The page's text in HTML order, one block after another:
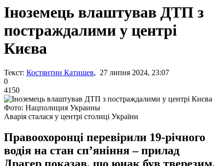
Іноземець влаштував ДТП з
постраждалими у центрі
Києва
Текст: Костянтин Катишев, 27 липня 2024, 23:07
0
4150
Фото: Нацполиция Украины
Аварія сталася у центрі столиці України
Правоохоронці перевірили 19-річного
водія на стан сп’яніння – прилад
Драгер показав, що юнак був тверезим.